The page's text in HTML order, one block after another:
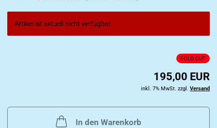
Artikel ist aktuell nicht verfügbar.
SOLD OUT
195,00 EUR
inkl. 7% MwSt. zzgl. Versand
In den Warenkorb